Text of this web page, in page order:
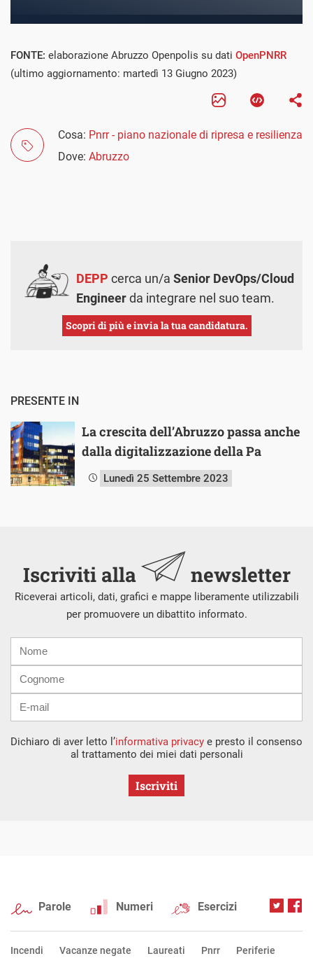
FONTE: elaborazione Abruzzo Openpolis su dati OpenPNRR
(ultimo aggiornamento: martedì 13 Giugno 2023)
Cosa: Pnrr - piano nazionale di ripresa e resilienza
Dove: Abruzzo
DEPP cerca un/a Senior DevOps/Cloud
Engineerda integrare nel suo team.
Scopri di più e invia la tua candidatura.
PRESENTE IN
La crescita dell’Abruzzo passa anche
dalla digitalizzazione della Pa
Lunedì 25 Settembre 2023
Iscriviti alla newsletter
Riceverai articoli, dati, grafici e mappe liberamente utilizzabili
per promuovere un dibattito informato.
mail
Dichiaro di aver letto l’informativa privacy e presto il consenso
al trattamento dei miei dati personali
Iscriviti
Parole Numeri Esercizi
Incendi Vacanze negate Laureati Pnrr Periferie